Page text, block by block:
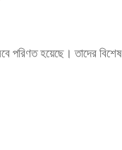
হয়েছে। তাদের বিশেষ